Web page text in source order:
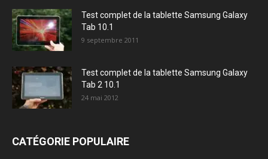
Test complet de la tablette Samsung Galaxy
Tab 10.1
9 septembre 2011
Test complet de la tablette Samsung Galaxy
Tab 2 10.1
24 mai 2012
CATÉGORIE POPULAIRE